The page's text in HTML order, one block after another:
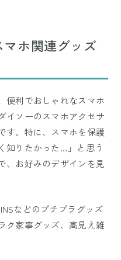
ホ関連グッズ
便利でおしゃれなスマホ
イソーのスマホアクセサ
す。特に、スマホを保護
知りたかった…」と思う
、お好みのデザインを見
などのプチプラグッズ
ク家事グッズ、高見え雑